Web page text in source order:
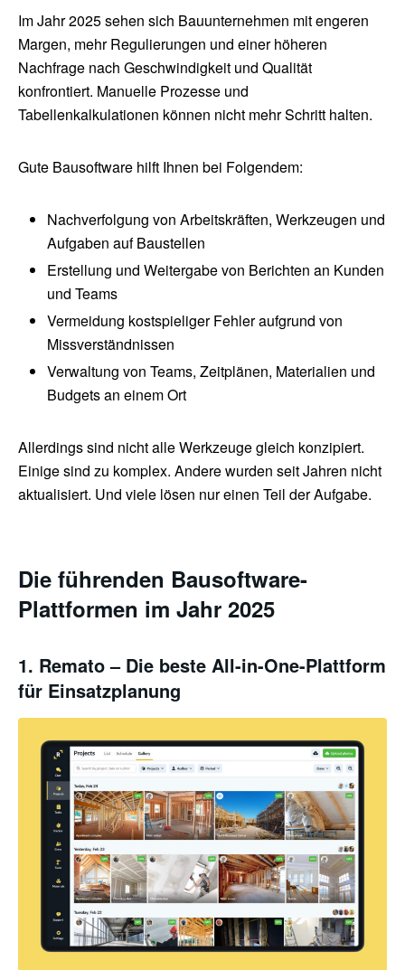
Im Jahr 2025 sehen sich Bauunternehmen mit engeren
Margen, mehr Regulierungen und einer höheren
Nachfrage nach Geschwindigkeit und Qualität
konfrontiert. Manuelle Prozesse und
Tabellenkalkulationen können nicht mehr Schritt halten.
Gute Bausoftware hilft Ihnen bei Folgendem:
Nachverfolgung von Arbeitskräften, Werkzeugen und
Aufgaben auf Baustellen
Erstellung und Weitergabe von Berichten an Kunden
und Teams
Vermeidung kostspieliger Fehler aufgrund von
Missverständnissen
Verwaltung von Teams, Zeitplänen, Materialien und
Budgets an einem Ort
Allerdings sind nicht alle Werkzeuge gleich konzipiert.
Einige sind zu komplex. Andere wurden seit Jahren nicht
aktualisiert. Und viele lösen nur einen Teil der Aufgabe.
Die führenden Bausoftware-
Plattformen im Jahr 2025
1. Remato – Die beste All-in-One-Plattform
für Einsatzplanung